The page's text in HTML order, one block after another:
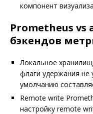
компонент
Prometheus vs
бэкендов
Локальное
флаги удержания не
умолчанию
Remote write
настройку remote